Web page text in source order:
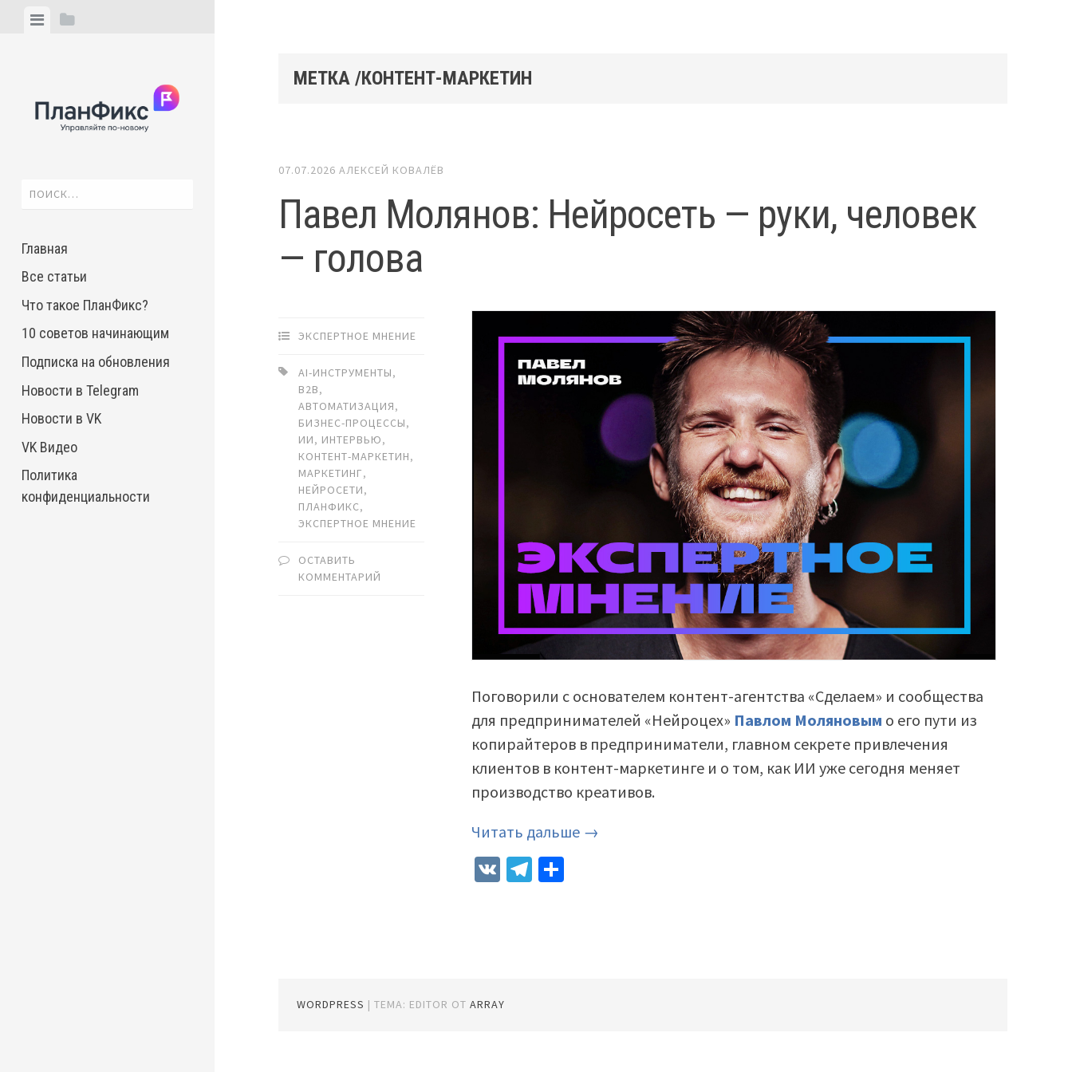
ViewView
Найти:
Главная
Все статьи
Что такое ПланФикс?
10 советов начинающим
Подписка на обновления
Новости в Telegram
Новости в VK
VK Видео
Политика
конфиденциальности
МЕТКА /КОНТЕНТ-МАРКЕТИН
07.07.2026 АЛЕКСЕЙ КОВАЛЁВ
Павел Молянов: Нейросеть — руки, человек
— голова
ЭКСПЕРТНОЕ МНЕНИЕ
AI-ИНСТРУМЕНТЫ,
B2B,
АВТОМАТИЗАЦИЯ,
БИЗНЕС-ПРОЦЕССЫ,
ИИ, ИНТЕРВЬЮ,
КОНТЕНТ-МАРКЕТИН,
МАРКЕТИНГ,
НЕЙРОСЕТИ,
ПЛАНФИКС,
ЭКСПЕРТНОЕ МНЕНИЕ
ОСТАВИТЬ
КОММЕНТАРИЙ
Поговорили с основателем контент-агентства «Сделаем» и сообщества
для предпринимателей «Нейроцех» Павлом Моляновым о его пути из
копирайтеров в предприниматели, главном секрете привлечения
клиентов в контент-маркетинге и о том, как ИИ уже сегодня меняет
производство креативов.
Читать дальше →
VK Telegram
WORDPRESS |ТЕМА: EDITOR ОТARRAY